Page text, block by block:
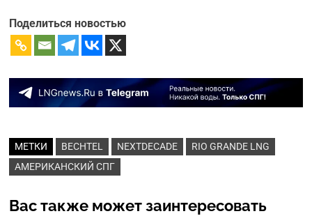
Поделиться новостью
МЕТКИ BECHTEL NEXTDECADE
RIO GRANDE LNG
АМЕРИКАНСКИЙ СПГ
Вас также может заинтересовать